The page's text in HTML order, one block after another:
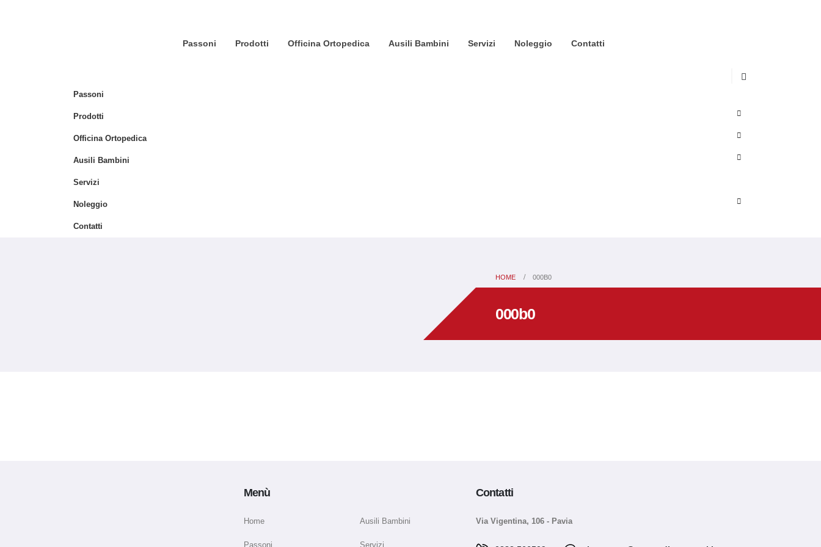
Passoni Prodotti Officina Ortopedica Ausili Bambini Servizi Noleggio Contatti
Passoni
Prodotti
Officina Ortopedica
Ausili Bambini
Servizi
Noleggio
Contatti
HOME 000B0
000b0
Menù
Home
Passoni
Ausili Bambini
Servizi
Contatti
Via Vigentina, 106 - Pavia